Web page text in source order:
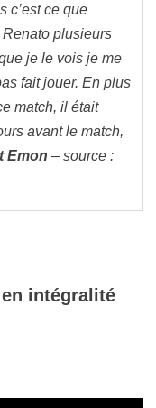
c’est ce que
Renato plusieurs
je le vois je me
fait jouer. En plus
match, il était
avant le match,
Emon – source :
intégralité